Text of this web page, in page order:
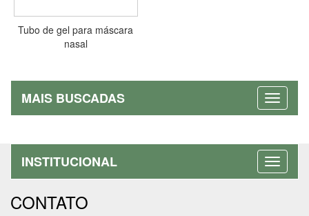
Tubo de gel para máscara
nasal
MAIS BUSCADAS
INSTITUCIONAL
CONTATO